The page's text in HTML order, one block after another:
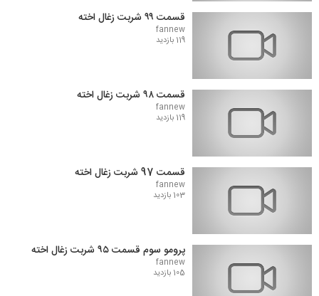
قسمت ۹۹ شربت زغال اخته
fannew
119 بازدید
قسمت ۹۸ شربت زغال اخته
fannew
119 بازدید
قسمت 97 شربت زغال اخته
fannew
103 بازدید
پرومو سوم قسمت ۹۵ شربت زغال اخته
fannew
105 بازدید